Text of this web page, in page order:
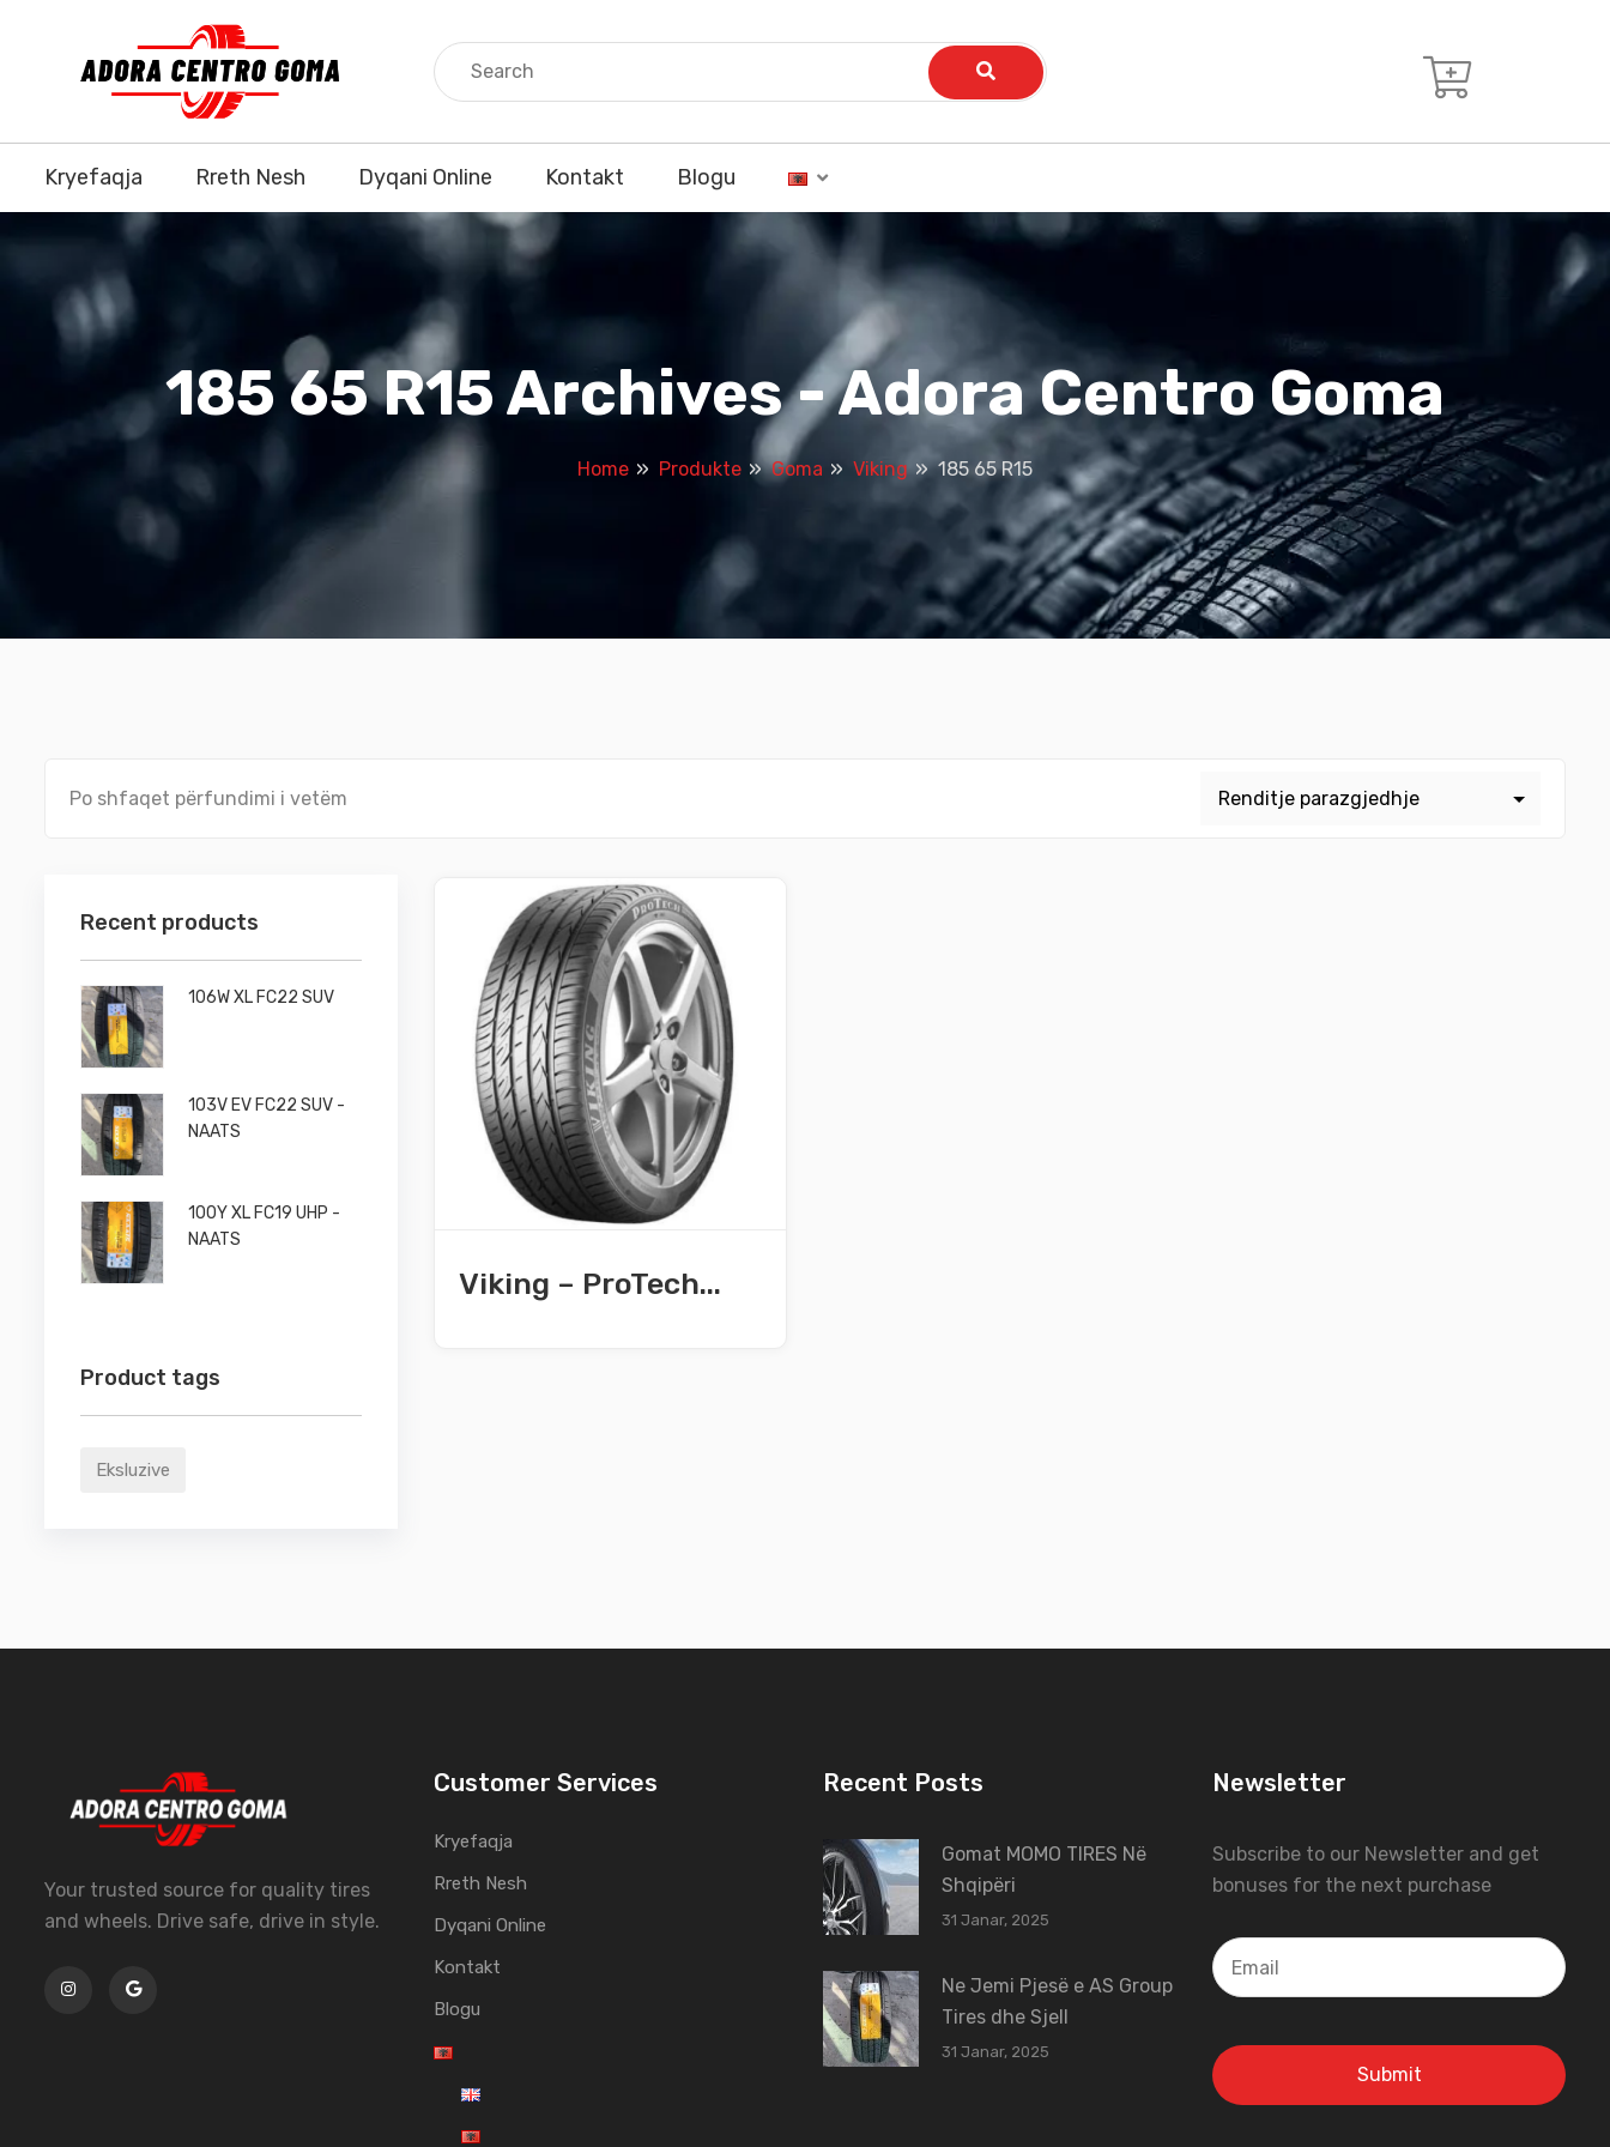
Kryefaqja Rreth Nesh Dyqani Online Kontakt Blogu
185 65 R15 Archives - Adora Centro Goma
Home Produkte Goma Viking 185 65 R15
Po shfaqet përfundimi i vetëm
Recent products
106W XL FC22 SUV
103V EV FC22 SUV -
NAATS
100Y XL FC19 UHP -
NAATS
Product tags
Eksluzive
Viking – ProTech...
Your trusted source for quality tires
and wheels. Drive safe, drive in style.
Customer Services
Kryefaqja
Rreth Nesh
Dyqani Online
Kontakt
Blogu
Recent Posts
Gomat MOMO TIRES Në
Shqipëri
31 Janar, 2025
Ne Jemi Pjesë e AS Group
Tires dhe Sjell
31 Janar, 2025
Newsletter
Subscribe to our Newsletter and get
bonuses for the next purchase